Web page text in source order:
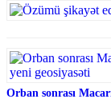
Orban sonrası